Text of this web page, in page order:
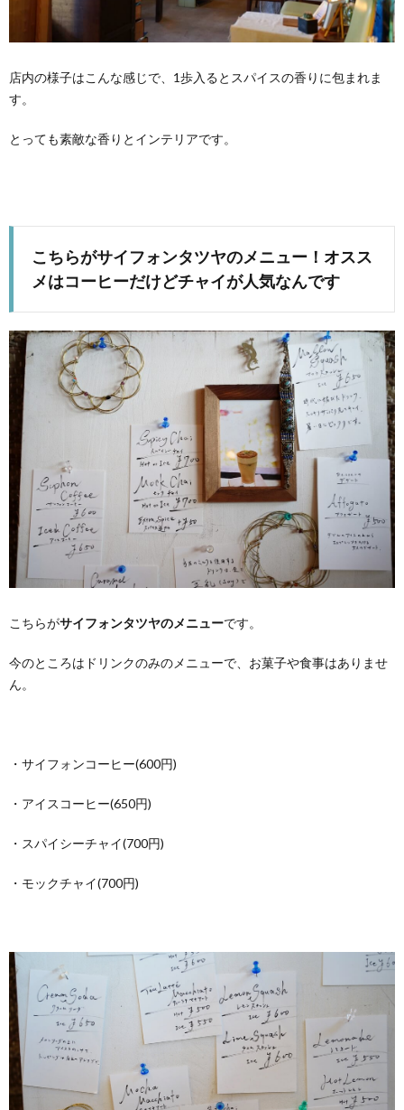
店内の様子はこんな感じで、1歩入るとスパイスの香りに包まれま
す。
とっても素敵な香りとインテリアです。
こちらがサイフォンタツヤのメニュー！オスス
メはコーヒーだけどチャイが人気なんです
こちらがサイフォンタツヤのメニューです。
今のところはドリンクのみのメニューで、お菓子や食事はありませ
ん。
・サイフォンコーヒー(600円)
・アイスコーヒー(650円)
・スパイシーチャイ(700円)
・モックチャイ(700円)